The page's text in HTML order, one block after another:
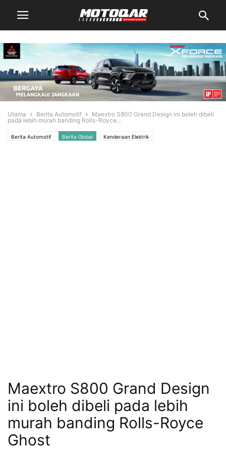
Utama Berita Automotif
Maextro S800 Grand Design ini boleh dibeli
pada lebih murah banding Rolls-Royce...
Berita Automotif Berita Global Kenderaan Elektrik
Maextro S800 Grand Design
ini boleh dibeli pada lebih
murah banding Rolls-Royce
Ghost